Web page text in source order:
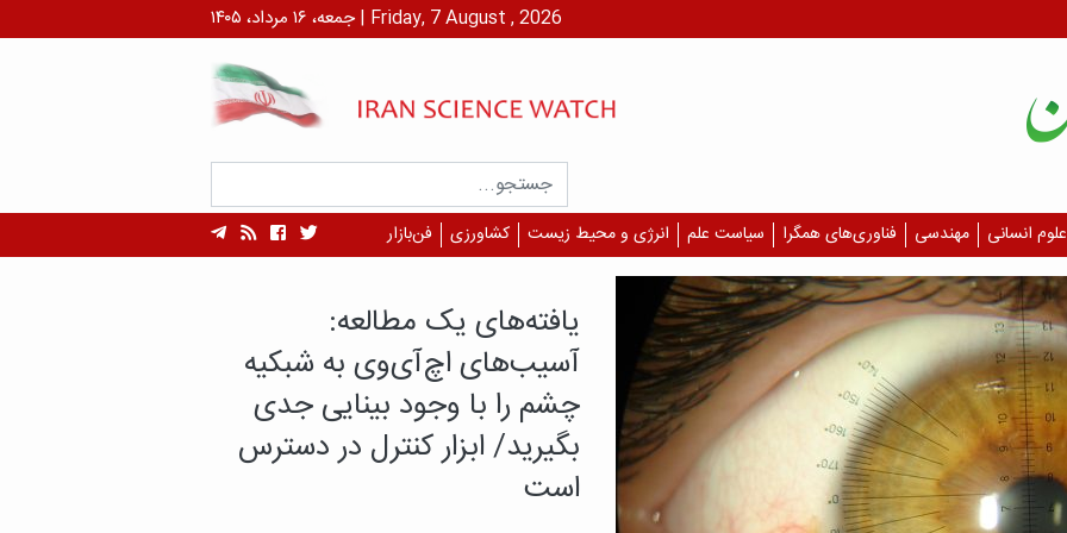
جمعه، ۱۶ مرداد، ۱۴۰۵ | Friday, 7 August , 2026
علوم انسانی مهندسی فناوری‌های همگرا سیاست علم انرژی و محیط زیست کشاورزی فن‌بازار
یافته‌های یک مطالعه:
آسیب‌های اچ‌آی‌وی به شبکیه
چشم را با وجود بینایی جدی
بگیرید/ ابزار کنترل در دسترس
است